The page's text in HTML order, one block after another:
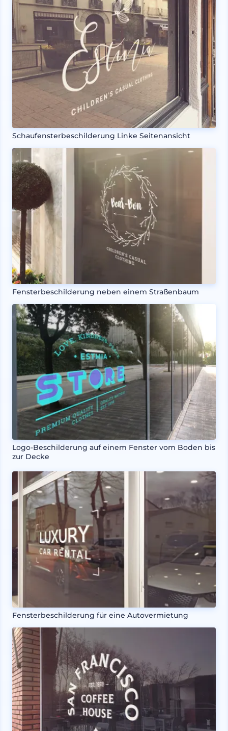
Schaufensterbeschilderung Linke Seitenansicht
Fensterbeschilderung neben einem Straßenbaum
Logo-Beschilderung auf einem Fenster vom Boden bis
zur Decke
Fensterbeschilderung für eine Autovermietung